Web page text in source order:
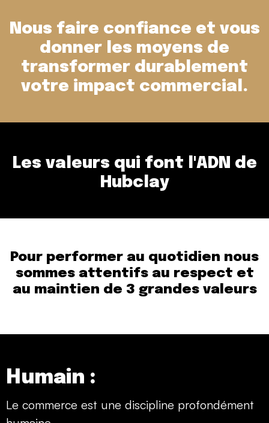
Nous faire confiance et vous
donner les moyens de
transformer durablement
votre impact commercial.
Les valeurs qui font l'ADN de
Hubclay
Pour performer au quotidien nous
sommes attentifs au respect et
au maintien de 3 grandes valeurs
Humain :
Le commerce est une discipline profondément